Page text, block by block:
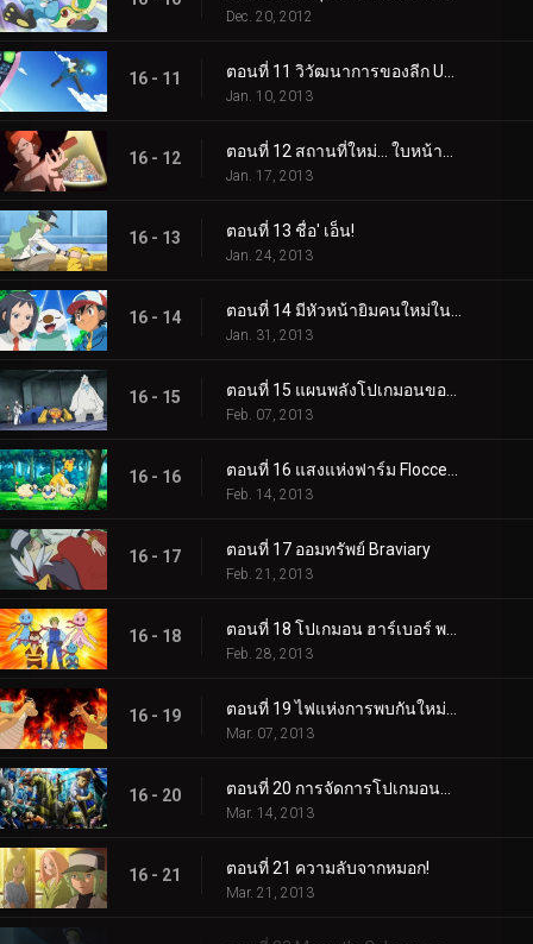
Dec. 20, 2012
16 - 11
Jan. 10, 2013
16 - 12
Jan. 17, 2013
16 - 13 ตอนที่ 13 ชื่อ' เอ็น!
Jan. 24, 2013
16 - 14
Jan. 31, 2013
16 - 15
Feb. 07, 2013
16 - 16
Feb. 14, 2013
16 - 17 ตอนที่ 17 ออมทรัพย์ Braviary
Feb. 21, 2013
16 - 18
Feb. 28, 2013
16 - 19
Mar. 07, 2013
16 - 20
Mar. 14, 2013
16 - 21 ตอนที่ 21 ความลับจากหมอก!
Mar. 21, 2013